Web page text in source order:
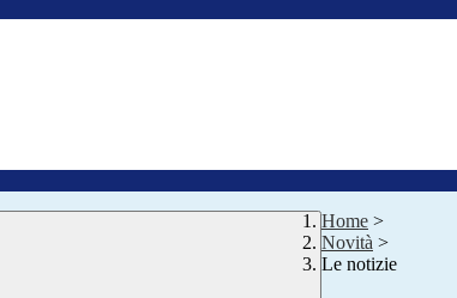
Home >
Novità >
Le notizie